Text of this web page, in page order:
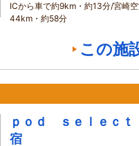
ICから車で約9km・約13分/宮崎
44km・約58分
この施
ｐｏｄ ｓｅｌｅｃ
宿